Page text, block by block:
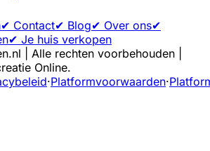
✔ Contact✔ Blog✔ Over ons✔
✔ Je huis verkopen
| Alle rechten voorbehouden |
Online.
·Platformvoorwaarden·